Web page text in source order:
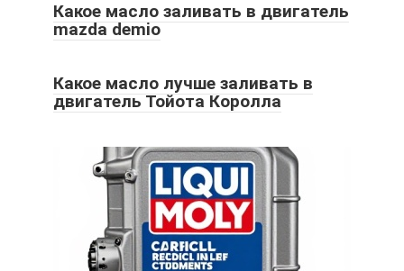
Какое масло заливать в двигатель
mazda demio
Какое масло лучше заливать в
двигатель Тойота Королла